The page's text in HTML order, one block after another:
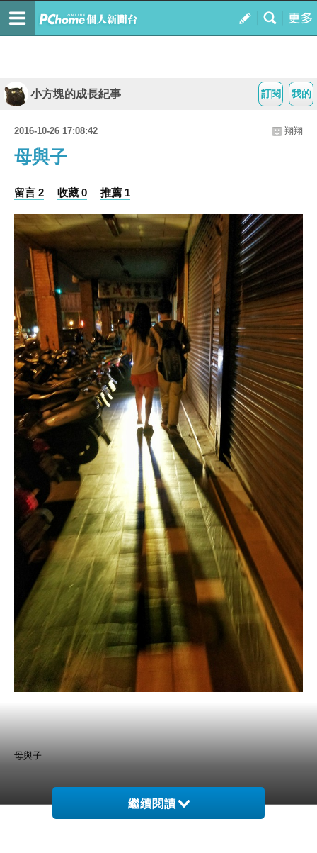
我的
訂閱
小方塊的成長紀事
2016-10-26 17:08:42 翔翔
母與子
留言 2 收藏 0 推薦 1
母與子
曾幾何時
繼續閱讀